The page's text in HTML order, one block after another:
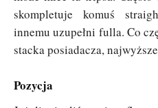
skompletuje komuś
innemu uzupełni fulla. Co
stacka posiadacza,
Pozycja